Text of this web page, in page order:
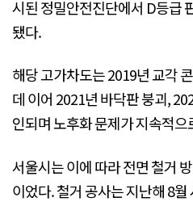
시된 정밀안전진단에서 D등급
됐다.
해당 고가차도는 2019년 교각
데 이어 2021년 바닥판 붕괴,
인되며 노후화 문제가 지속적으
서울시는 이에 따라 전면 철거
이었다. 철거 공사는 지난해 8